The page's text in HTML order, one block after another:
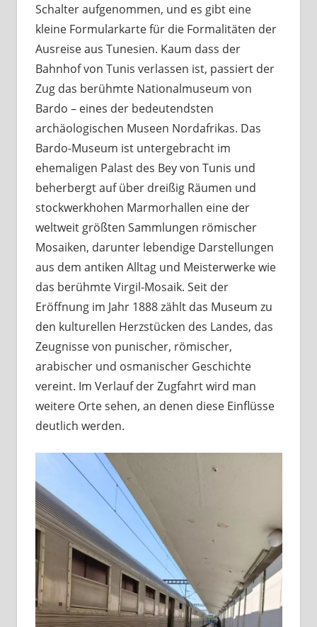
Schalter aufgenommen, und es gibt eine
kleine Formularkarte für die Formalitäten der
Ausreise aus Tunesien. Kaum dass der
Bahnhof von Tunis verlassen ist, passiert der
Zug das berühmte Nationalmuseum von
Bardo – eines der bedeutendsten
archäologischen Museen Nordafrikas. Das
Bardo-Museum ist untergebracht im
ehemaligen Palast des Bey von Tunis und
beherbergt auf über dreißig Räumen und
stockwerkhohen Marmorhallen eine der
weltweit größten Sammlungen römischer
Mosaiken, darunter lebendige Darstellungen
aus dem antiken Alltag und Meisterwerke wie
das berühmte Virgil-Mosaik. Seit der
Eröffnung im Jahr 1888 zählt das Museum zu
den kulturellen Herzstücken des Landes, das
Zeugnisse von punischer, römischer,
arabischer und osmanischer Geschichte
vereint. Im Verlauf der Zugfahrt wird man
weitere Orte sehen, an denen diese Einflüsse
deutlich werden.